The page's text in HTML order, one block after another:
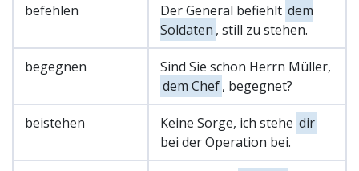
befehlen Der General befiehlt dem
Soldaten , still zu stehen.
begegnen
Sind Sie schon Herrn Müller,
dem Chef, begegnet?
beistehen Keine Sorge, ich stehe dir
bei der Operation bei.